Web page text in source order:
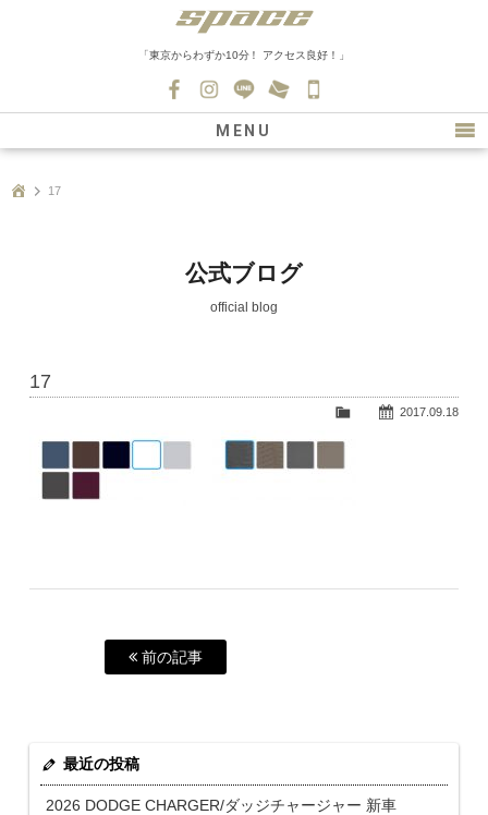
「東京からわずか10分！ アクセス良好！」
0139
MENU
新車情報
在庫車情報
スタッフ募集
17
公式ブログ
official blog
17
2017.09.18
前の記事
最近の投稿
2026 DODGE CHARGER/ダッジチャージャー 新車